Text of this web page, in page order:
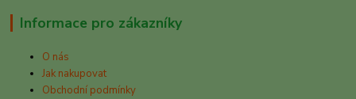
Informace pro zákazníky
O nás
Jak nakupovat
Obchodní podmínky